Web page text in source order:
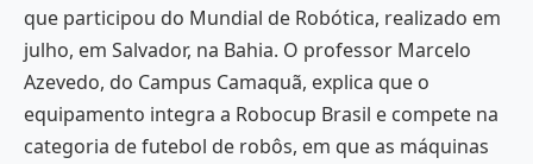
que participou do Mundial de Robótica, realizado em
julho, em Salvador, na Bahia. O professor Marcelo
Azevedo, do Campus Camaquã, explica que o
equipamento integra a Robocup Brasil e compete na
categoria de futebol de robôs, em que as máquinas